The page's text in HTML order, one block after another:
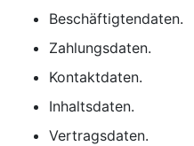
Beschäftigtendaten.
Zahlungsdaten.
Kontaktdaten.
Inhaltsdaten.
Vertragsdaten.